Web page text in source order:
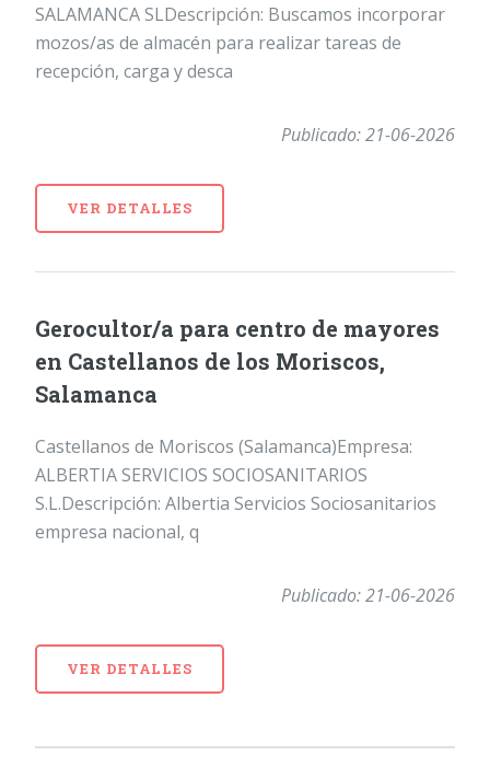
SALAMANCA SLDescripción: Buscamos incorporar
mozos/as de almacén para realizar tareas de
recepción, carga y desca
Publicado: 21-06-2026
VER DETALLES
Gerocultor/a para centro de mayores
en Castellanos de los Moriscos,
Salamanca
Castellanos de Moriscos (Salamanca)Empresa:
ALBERTIA SERVICIOS SOCIOSANITARIOS
S.L.Descripción: Albertia Servicios Sociosanitarios
empresa nacional, q
Publicado: 21-06-2026
VER DETALLES